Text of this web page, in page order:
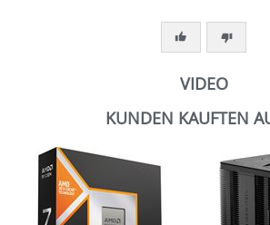
VIDEO
KUNDEN KAUFTEN